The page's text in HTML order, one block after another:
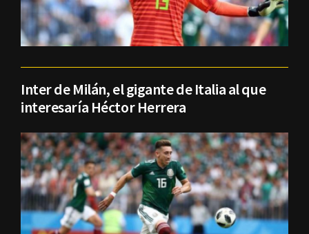
Inter de Milán, el gigante de Italia al que
interesaría Héctor Herrera